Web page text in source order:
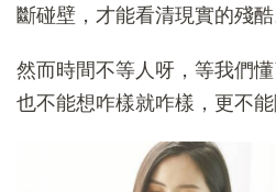
斷碰壁，才能看清現實的殘酷
然而時間不等人呀，等我們
也不能想咋樣就咋樣，更不能